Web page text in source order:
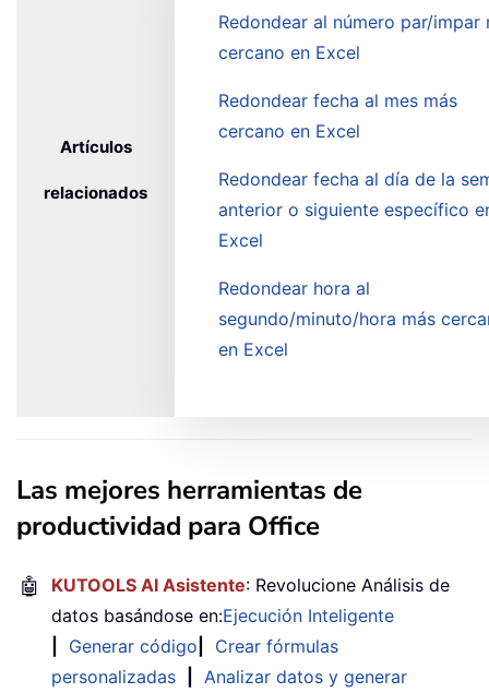
Artículos
relacionados
Redondear al número par/impar
cercano en Excel
Redondear fecha al mes más
cercano en Excel
Redondear fecha al día de la
anterior o siguiente específico
Excel
Redondear hora al
segundo/minuto/hora más
en Excel
Las mejores herramientas de
productividad para Office
🤖 KUTOOLS AI Asistente: Revolucione Análisis de
datos basándose en:Ejecución Inteligente
Generar código
Crear fórmulas
personalizadas
Analizar datos y generar